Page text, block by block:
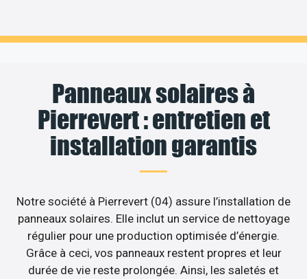
Panneaux solaires à
Pierrevert : entretien et
installation garantis
Notre société à Pierrevert (04) assure l’installation de
panneaux solaires. Elle inclut un service de nettoyage
régulier pour une production optimisée d’énergie.
Grâce à ceci, vos panneaux restent propres et leur
durée de vie reste prolongée. Ainsi, les saletés et